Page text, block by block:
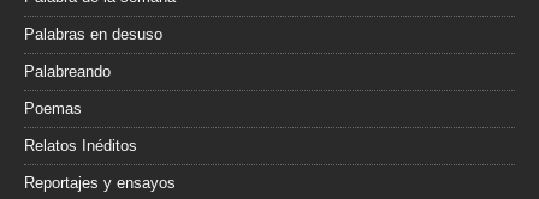
Palabras en desuso
Palabreando
Poemas
Relatos Inéditos
Reportajes y ensayos